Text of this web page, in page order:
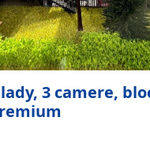
3 camere,